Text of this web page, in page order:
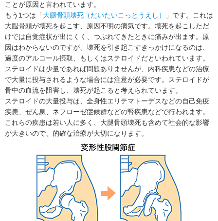
ことが原因と言われています。
もう1つは「大腿骨頭壊死（だいたいこっとうえし）
」です。これは
大腿骨頭が壊死を起こす、原因不明の病気です。壊死を起こしただ
けでは自覚症状が出にくく、つぶれてきたときに痛みが出ます。原
因はわからないのですが、壊死を引き起こすきっかけになるのは、
過度のアルコール摂取、もしくはステロイドだといわれています。
ステロイドは少量であれば問題ありませんが、内科疾患などの治療
で大量に投与されるような場合には注意が必要です。ステロイドが
骨中の血流を阻害し、壊死が起こると考えられています。
ステロイドの大量投与は、全身性エリテマトーデスなどの自己免疫
疾患、ぜん息、ネフローゼ症候群などの腎疾患などで行われます。
これらの疾患は若い人に多く、大腿骨頭壊死も含めて社会的な影響
が大きいので、的確な治療が大切になります。